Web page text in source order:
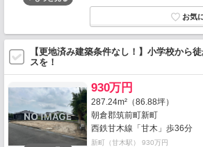
【更地済み建築条件なし！】小学校から
スを！
930万円
287.24m²（86.88坪）
朝倉郡筑前町新町
西鉄甘木線「甘木」歩36分
新町（甘木駅） 930万円